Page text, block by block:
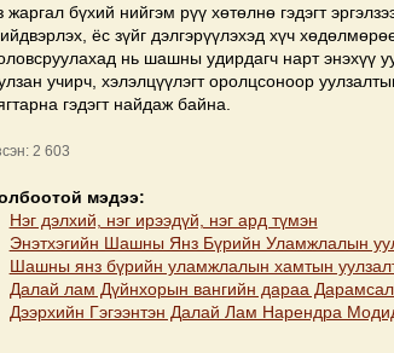
жаргал бүхий нийгэм рүү хөтөлнө гэдэгт
ёс зүйг дэлгэрүүлэхэд хүч
нь шашны удирдагч нарт энэхүү
учирч, хэлэлцүүлэгт оролцсоноор
гэдэгт найдаж байна.
2 603
мэдээ:
Нэг дэлхий, нэг ирээдүй, нэг ард түмэн
Энэтхэгийн Шашны Янз Бүрийн Уламжлалын
Шашны янз бүрийн уламжлалын хамтын
Далай лам Дүйнхорын вангийн дараа
Дээрхийн Гэгээнтэн Далай Лам Нарендра